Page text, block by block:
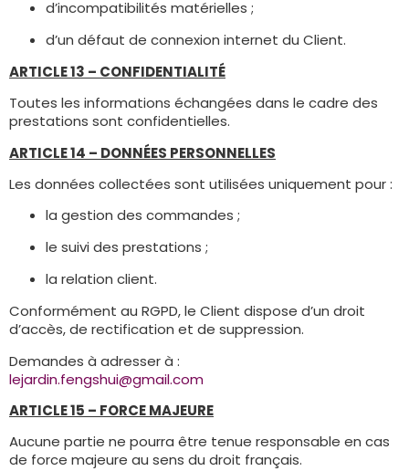
d’incompatibilités matérielles ;
d’un défaut de connexion internet du Client.
ARTICLE 13 – CONFIDENTIALITÉ
Toutes les informations échangées dans le cadre des
prestations sont confidentielles.
ARTICLE 14 – DONNÉES PERSONNELLES
Les données collectées sont utilisées uniquement pour :
la gestion des commandes ;
le suivi des prestations ;
la relation client.
Conformément au RGPD, le Client dispose d’un droit
d’accès, de rectification et de suppression.
Demandes à adresser à :
lejardin.fengshui@gmail.com
ARTICLE 15 – FORCE MAJEURE
Aucune partie ne pourra être tenue responsable en cas
de force majeure au sens du droit français.